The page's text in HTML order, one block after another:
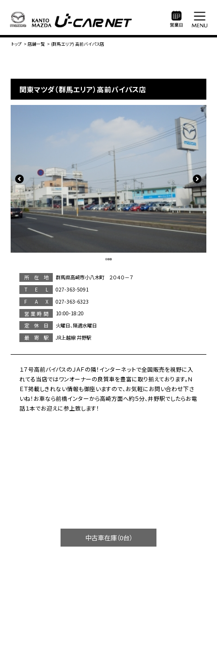
トップ > 店舗一覧 > (群馬エリア) 高前バイパス店
関東マツダ（群馬エリア）高前バイパス店
所在地
群馬県高崎市小八木町 ２０４０－７
T E L
027-363-5091
F A X
027-363-6323
営業時間
10:00-18:20
定休日
火曜日、隔週水曜日
最寄駅
JR上越線 井野駅
１７号高前バイパスのＪＡＦの隣！インターネットで全国販売を視野に入
れてる当店ではワンオーナーの良質車を豊富に取り揃えております。Ｎ
ＥＴ掲載しきれない情報も御座いますので、お気軽にお問い合わせ下さ
いね！お車なら前橋インターから高崎方面へ約５分、井野駅でしたらお電
話１本でお迎えに参上致します！
中古車在庫（0台）